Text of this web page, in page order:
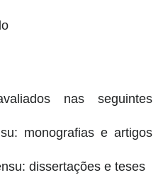
nas seguintes
monografias e artigos
dissertações e teses